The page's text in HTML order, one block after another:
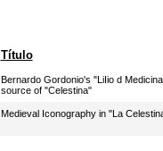
Título
Bernardo Gordonio's "LiIio d
source of "Celestina"
Medieval Iconography in "La